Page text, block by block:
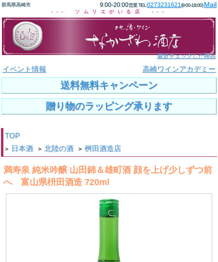
群馬県高崎市 9:00-20:00営業 TEL:0273231621(9:00-18:00)Mail
--- ソムリエがいる店 ---
最近チェックした商品
イベント情報 高崎ワインアカデミー
送料無料キャンペーン
贈り物のラッピング承ります
TOP
> 日本酒 > 北陸の酒 > 桝田酒造店
満寿泉 純米吟醸 山田錦＆雄町酒 顔を上げ少しずつ前
へ 富山県枡田酒造 720ml